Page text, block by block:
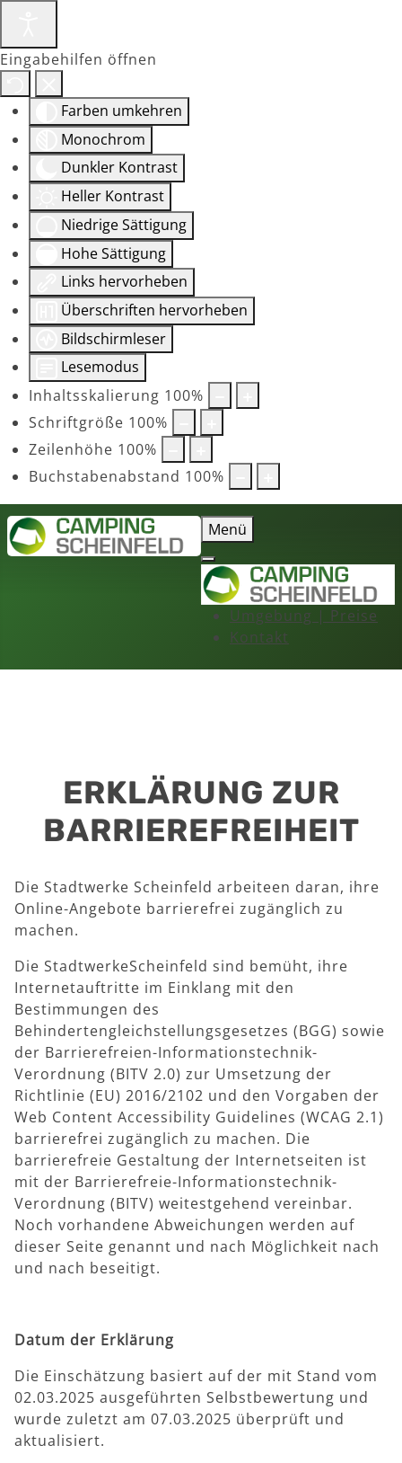
Eingabehilfen öffnen
Farben umkehren
Monochrom
Dunkler Kontrast
Heller Kontrast
Niedrige Sättigung
Hohe Sättigung
Links hervorheben
Überschriften hervorheben
Bildschirmleser
Lesemodus
Inhaltsskalierung 100%
Schriftgröße 100%
Zeilenhöhe 100%
Buchstabenabstand 100%
Menü
Umgebung | Preise
Kontakt
ERKLÄRUNG ZUR
BARRIEREFREIHEIT
Die Stadtwerke Scheinfeld arbeiteen daran, ihre
Online-Angebote barrierefrei zugänglich zu
machen.
Die StadtwerkeScheinfeld sind bemüht, ihre
Internetauftritte im Einklang mit den
Bestimmungen des
Behindertengleichstellungsgesetzes (BGG) sowie
der Barrierefreien-Informationstechnik-
Verordnung (BITV 2.0) zur Umsetzung der
Richtlinie (EU) 2016/2102 und den Vorgaben der
Web Content Accessibility Guidelines (WCAG 2.1)
barrierefrei zugänglich zu machen. Die
barrierefreie Gestaltung der Internetseiten ist
mit der Barrierefreie-Informationstechnik-
Verordnung (BITV) weitestgehend vereinbar.
Noch vorhandene Abweichungen werden auf
dieser Seite genannt und nach Möglichkeit nach
und nach beseitigt.
Datum der Erklärung
Die Einschätzung basiert auf der mit Stand vom
02.03.2025 ausgeführten Selbstbewertung und
wurde zuletzt am 07.03.2025 überprüft und
aktualisiert.